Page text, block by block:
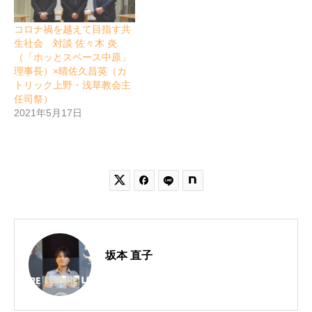
コロナ禍を越えて目指す共
生社会 対談 佐々木 炎
（「ホッとスペース中原」
理事長）×晴佐久昌英（カ
トリック上野・浅草教会主
任司祭）
2021年5月17日
 
坂本 直子